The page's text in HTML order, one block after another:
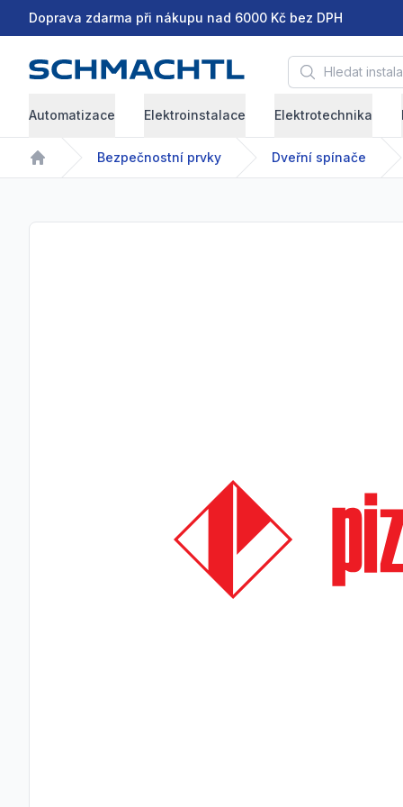
Doprava zdarma při nákupu nad 6000 Kč bez DPH
Hledat
Automatizace Elektroinstalace Elektrotechnika
Home
Bezpečnostní prvky Dveřní spínače